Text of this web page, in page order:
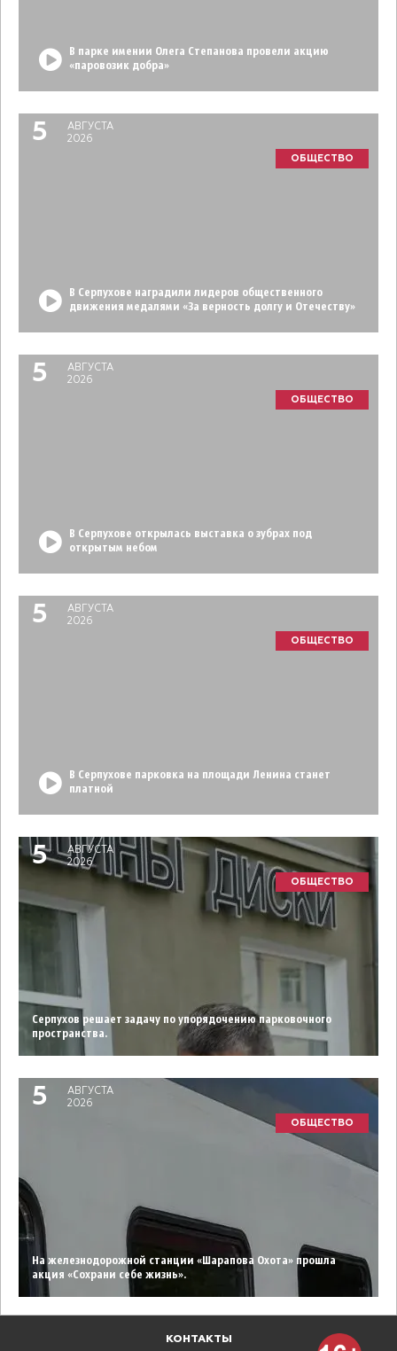
В парке имении Олега Степанова провели акцию
«паровозик добра»
5
АВГУСТА
2026
ОБЩЕСТВО
В Серпухове наградили лидеров общественного
движения медалями «За верность долгу и Отечеству»
5
АВГУСТА
2026
ОБЩЕСТВО
В Серпухове открылась выставка о зубрах под
открытым небом
5
АВГУСТА
2026
ОБЩЕСТВО
В Серпухове парковка на площади Ленина станет
платной
5
АВГУСТА
2026
ОБЩЕСТВО
Серпухов решает задачу по упорядочению парковочного
пространства.
5
АВГУСТА
2026
ОБЩЕСТВО
На железнодорожной станции «Шарапова Охота» прошла
акция «Сохрани себе жизнь».
КОНТАКТЫ